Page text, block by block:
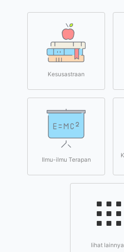
Kesusastraan
Ilmu-ilmu Terapan
lihat